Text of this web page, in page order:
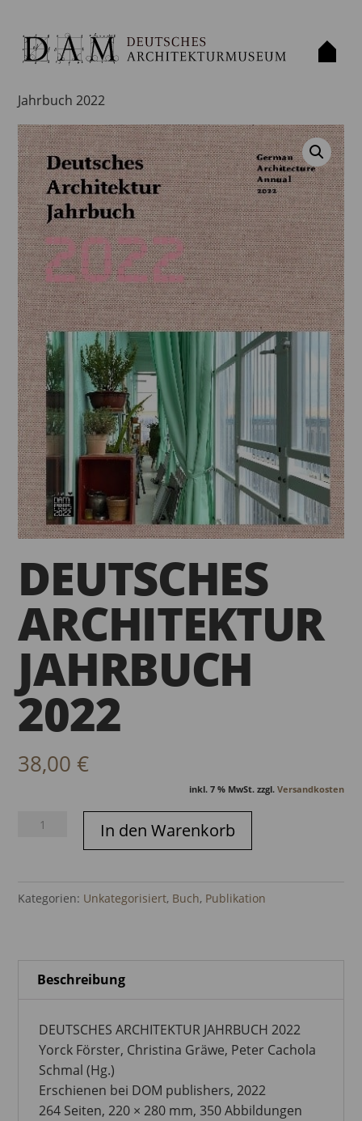
Jahrbuch 2022
DEUTSCHES
ARCHITEKTUR
JAHRBUCH
2022
38,00 €
inkl. 7 % MwSt. zzgl. Versandkosten
Deutsches
In den Warenkorb
Kategorien: Unkategorisiert, Buch, Publikation
Beschreibung
DEUTSCHES ARCHITEKTUR JAHRBUCH 2022
Yorck Förster, Christina Gräwe, Peter Cachola
Schmal (Hg.)
Erschienen bei DOM publishers, 2022
264 Seiten, 220 × 280 mm, 350 Abbildungen